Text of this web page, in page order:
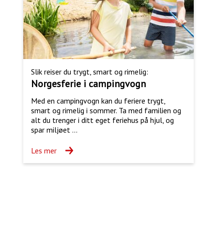
Slik reiser du trygt, smart og rimelig:
Norgesferie i campingvogn
Med en campingvogn kan du feriere trygt,
smart og rimelig i sommer. Ta med familien og
alt du trenger i ditt eget feriehus på hjul, og
spar miljøet ...
Les mer